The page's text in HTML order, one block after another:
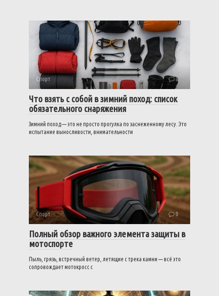
Спорт 0
Что взять с собой в зимний поход: список
обязательного снаряжения
Зимний поход — это не просто прогулка по заснеженному лесу. Это
испытание выносливости, внимательности
Спорт 0
Полный обзор важного элемента защиты в
мотоспорте
Пыль, грязь, встречный ветер, летящие с трека камни — всё это
сопровождает мотокросс с